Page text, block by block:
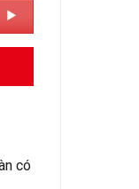
có